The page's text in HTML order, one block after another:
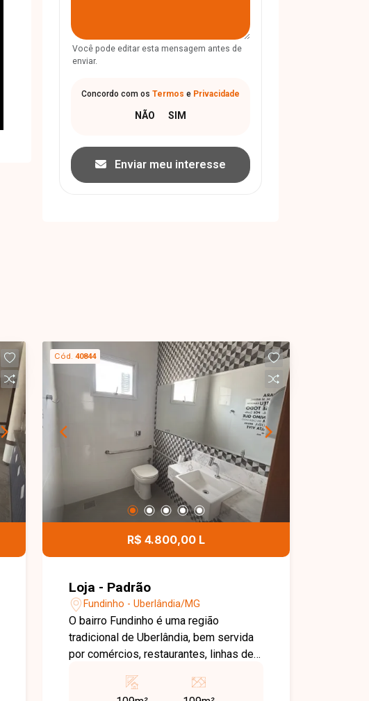
Você pode editar esta mensagem antes de
enviar.
Concordo com os Termos e Privacidade
Enviar meu interesse
Cód. 40844
R$ 4.800,00 L
Loja - Padrão
Fundinho - Uberlândia/MG
O bairro Fundinho é uma região
tradicional de Uberlândia, bem servida
por comércios, restaurantes, linhas de
localização central oferece fácil acesso